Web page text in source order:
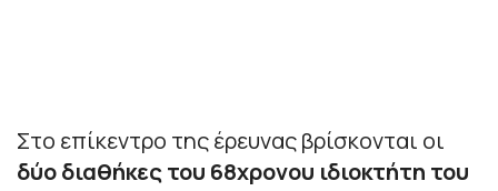
Στο επίκεντρο της έρευνας βρίσκονται οι
δύο διαθήκες του 68χρονου ιδιοκτήτη του